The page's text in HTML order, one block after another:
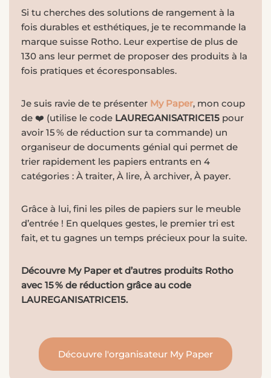
Si tu cherches des solutions de rangement à la
fois durables et esthétiques, je te recommande la
marque suisse Rotho. Leur expertise de plus de
130 ans leur permet de proposer des produits à la
fois pratiques et écoresponsables.
Je suis ravie de te présenter My Paper, mon coup
de ❤️ (utilise le code LAUREGANISATRICE15 pour
avoir 15 % de réduction sur ta commande) un
organiseur de documents génial qui permet de
trier rapidement les papiers entrants en 4
catégories : À traiter, À lire, À archiver, À payer.
Grâce à lui, fini les piles de papiers sur le meuble
d’entrée ! En quelques gestes, le premier tri est
fait, et tu gagnes un temps précieux pour la suite.
Découvre My Paper et d’autres produits Rotho
avec 15 % de réduction grâce au code
LAUREGANISATRICE15.
Découvre l'organisateur My Paper